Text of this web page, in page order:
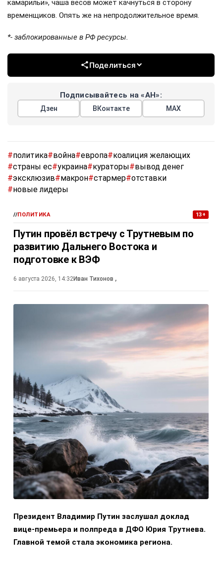
камарильи», чаша весов может качнуться в сторону
временщиков. Опять же на непродолжительное время.
*- заблокированные в РФ ресурсы.
Поделиться
Подписывайтесь на «АН»:
Дзен ВКонтакте МАХ
#политика#война#европа#коалиция желающих
#страны ес#украина#кураторы#вывод денег
#эксклюзив#макрон#стармер#отставки
#новые лидеры
//ПОЛИТИКА 13+
Путин провёл встречу с Трутневым по
развитию Дальнего Востока и
подготовке к ВЭФ
6 августа 2026, 14:32Иван Тихонов ,
Президент Владимир Путин заслушал доклад
вице-премьера и полпреда в ДФО Юрия Трутнева.
Главной темой стала экономика региона.